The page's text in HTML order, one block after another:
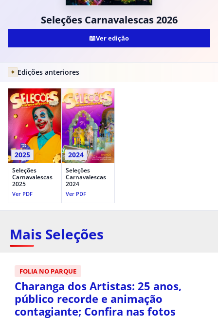
Seleções Carnavalescas 2026
📖Ver edição
✦ Edições anteriores
2025
Seleções
Carnavalescas
2025
Ver PDF
2024
Seleções
Carnavalescas
2024
Ver PDF
Mais Seleções
FOLIA NO PARQUE
Charanga dos Artistas: 25 anos,
público recorde e animação
contagiante; Confira nas fotos